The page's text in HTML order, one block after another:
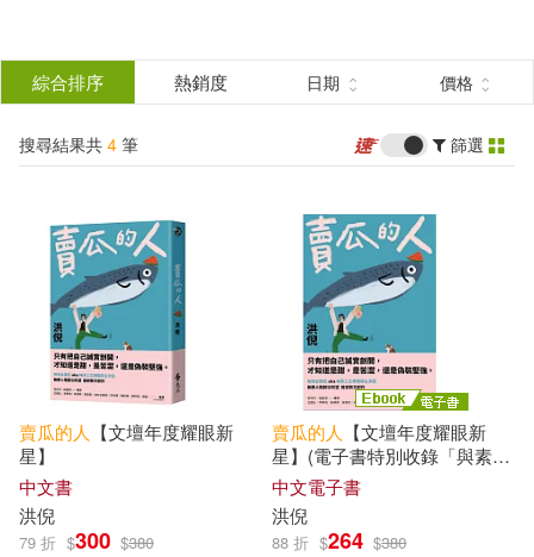
結
分類 (單選)
所有商品(4) 圖書(3)
電子書(1)
作者 (可複選)
（安哥拉）若澤·愛德華多·阿瓜盧薩
綜合排序 熱銷度 日期 價格
搜尋結果共 4 筆 篩選
賣瓜的人 【文壇年度耀眼新
星】
中文書
洪倪
79 折 $300 $380
賣瓜的人 【文壇年度耀眼新
星】(電子書特別收錄「與素玉
aka洪倪媽媽
子書)
中文電子書
洪倪
88 折 $264 $380